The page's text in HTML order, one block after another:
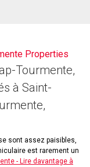
Properties
Tourmente,
à Saint-
sont assez paisibles,
est rarement un
- Lire davantage à